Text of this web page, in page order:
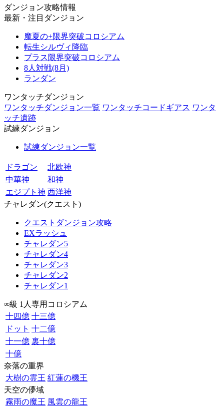
ダンジョン攻略情報
最新・注目ダンジョン
魔夏の+限界突破コロシアム
転生シルヴィ降臨
プラス限界突破コロシアム
8人対戦(8月)
ランダン
ワンタッチダンジョン
ワンタッチダンジョン一覧 ワンタッチコードギアス ワンタ
ッチ遺跡
試練ダンジョン
試練ダンジョン一覧
ドラゴン
北欧神
中華神
和神
エジプト神 西洋神
チャレダン(クエスト)
クエストダンジョン攻略
EXラッシュ
チャレダン5
チャレダン4
チャレダン3
チャレダン2
チャレダン1
∞級 1人専用コロシアム
十四億 十三億
ドット 十二億
十一億 裏十億
十億
奈落の重界
大樹の霊王 紅蓮の機王
天空の儚域
霧雨の魔王 風雲の龍王